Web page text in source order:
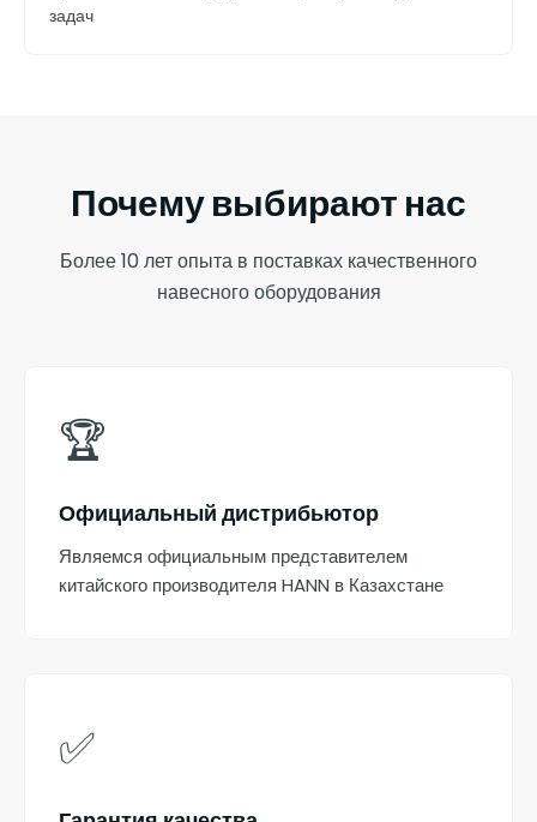
задач
Почему выбирают нас
Более 10 лет опыта в поставках качественного
навесного оборудования
🏆
Официальный дистрибьютор
Являемся официальным представителем
китайского производителя HANN в Казахстане
✅